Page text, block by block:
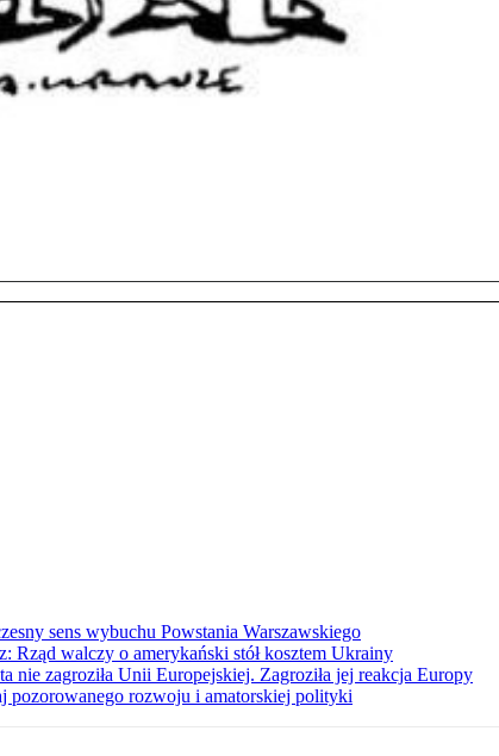
sens wybuchu Powstania Warszawskiego
Rząd walczy o amerykański stół kosztem Ukrainy
nie zagroziła Unii Europejskiej. Zagroziła jej reakcja Europy
pozorowanego rozwoju i amatorskiej polityki